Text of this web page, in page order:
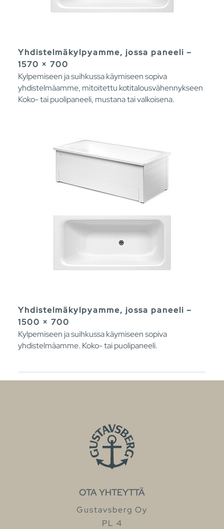
Yhdistelmäkylpyamme, jossa paneeli –
1570 × 700
Kylpemiseen ja suihkussa käymiseen sopiva
yhdistelmäamme, mitoitettu kotitalousvähennykseen
Koko- tai puolipaneeli, mustana tai valkoisena.
Yhdistelmäkylpyamme, jossa paneeli –
1500 × 700
Kylpemiseen ja suihkussa käymiseen sopiva
yhdistelmäamme. Koko- tai puolipaneeli.
OTA YHTEYTTÄ
Gustavsberg Oy
PL 4